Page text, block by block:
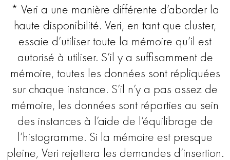
* Veri a une manière différente d’aborder la
haute disponibilité. Veri, en tant que cluster,
essaie d’utiliser toute la mémoire qu’il est
autorisé à utiliser. S’il y a suffisamment de
mémoire, toutes les données sont répliquées
sur chaque instance. S’il n’y a pas assez de
mémoire, les données sont réparties au sein
des instances à l’aide de l’équilibrage de
l’histogramme. Si la mémoire est presque
pleine, Veri rejettera les demandes d’insertion.